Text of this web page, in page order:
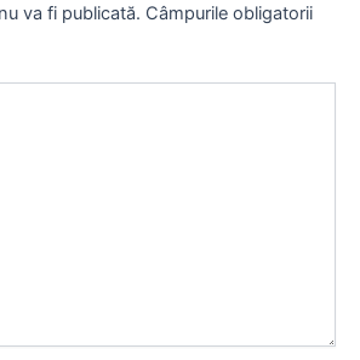
va fi publicată. Câmpurile obligatorii